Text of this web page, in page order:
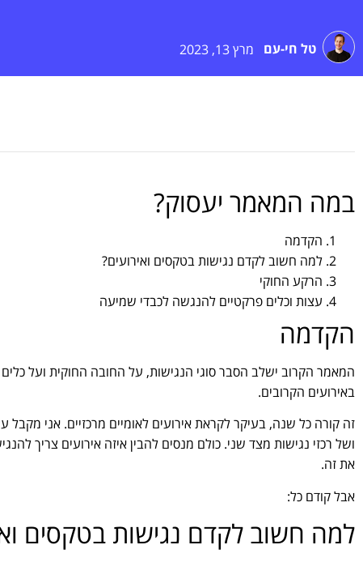
טל חי-עם מרץ 13, 2023
במה המאמר יעסוק?
הקדמה
למה חשוב לקדם נגישות בטקסים ואירועים?
הרקע החוקי
עצות וכלים פרקטיים להנגשה לכבדי שמיעה
הקדמה
המאמר הקרוב ישלב הסבר סוגי הנגישות, על החובה החוקית ועל
באירועים הקרובים.
זה קורה כל שנה, בעיקר לקראת אירועים לאומיים מרכזיים. אני
ושל רכזי נגישות מצד שני. כולם מנסים להבין איזה אירועים צריך
את זה.
אבל קודם כל:
למה חשוב לקדם נגישות בטקסים